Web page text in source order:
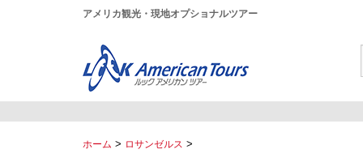
アメリカ観光・現地オプショナルツアー
ホーム > ロサンゼルス >